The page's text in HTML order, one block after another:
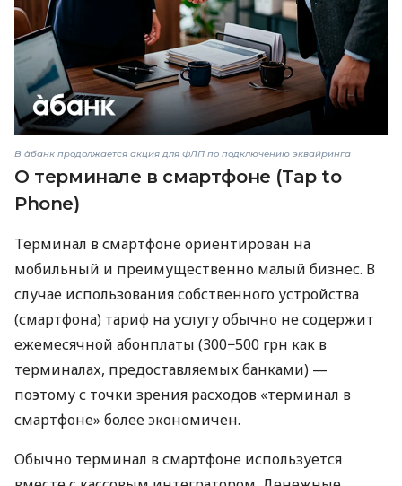
В àбанк продолжается акция для ФЛП по подключению эквайринга
О терминале в смартфоне (Tap to
Phone)
Терминал в смартфоне ориентирован на
мобильный и преимущественно малый бизнес. В
случае использования собственного устройства
(смартфона) тариф на услугу обычно не содержит
ежемесячной абонплаты (300−500 грн как в
терминалах, предоставляемых банками) —
поэтому с точки зрения расходов «терминал в
смартфоне» более экономичен.
Обычно терминал в смартфоне используется